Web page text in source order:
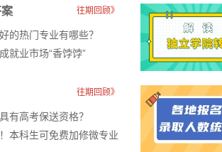
往期回顾》
的热门专业有哪些？
就业市场“香饽饽”​
往期回顾》
有高考保送资格？
本科生可免费加修微专业